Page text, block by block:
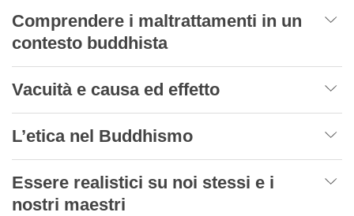
Comprendere i maltrattamenti in un
contesto buddhista
Vacuità e causa ed effetto
L’etica nel Buddhismo
Essere realistici su noi stessi e i
nostri maestri